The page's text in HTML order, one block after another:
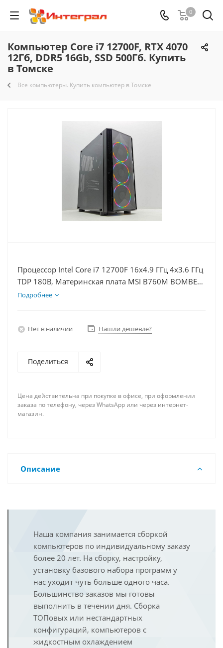
0
Компьютер Core i7 12700F, RTX 4070
12Гб, DDR5 16Gb, SSD 500Гб. Купить
в Томске
Все компьютеры. Купить компьютер в Томске
Процессор Intel Core i7 12700F 16x4.9 ГГц 4x3.6 ГГц
TDP 180В, Материнская плата MSI B760M BOMBER
WIFI D5, Видеокарта RTX 4070 12Гб, Память
Подробнее
Нет в наличии Нашли дешевле?
Поделиться
Цена действительна при покупке в офисе, при оформлении
заказа по телефону, через WhatsApp или через интернет-
магазин.
Описание
Наша компания занимается сборкой
компьютеров по индивидуальному заказу
более 20 лет. На сборку, настройку,
установку базового набора программ у
нас уходит чуть больше одного часа.
Большинство заказов мы готовы
выполнить в течении дня. Сборка
ТОПовых или нестандартных
конфигураций, компьютеров с
жидкостным охлаждением